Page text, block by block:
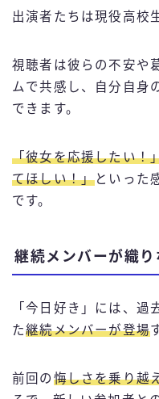
出演者たちは現役高校
視聴者は彼らの不安や
ムで共感し、自分自身
できます。
「彼女を応援したい！
てほしい！」といった
です。
継続メンバーが織り
「今日好き」には、過
た継続メンバーが登場
前回の 悔しさを乗り越